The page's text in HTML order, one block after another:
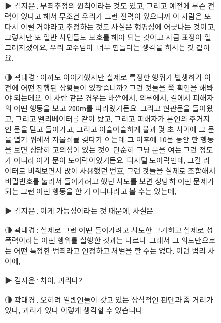
▶ 김지윤 : 무죄추정의 원칙이라는 것도 있고, 그리고 예전에 무슨 전
력이 있다고 해서 무조건 우리가 그런 전력이 있으니까 이 사람은 또
다시 이럴 거야라고 추정하는 것도 사실은 형평성에 어긋나는 것이고,
그렇지만 또 일반 시민들도 보호를 해야 되는 것이고 지금 표정이 일
그러지셨어요, 우리 교수님이. 너무 힘들다는 생각을 하시는 것 같아
요.
◑ 곽대경 : 아까도 이야기했지만 실제로 특정한 행위가 발생하기 이
전에 어떤 진행된 상황들이 있잖습니까? 그런 것들을 쭉 확인을 해봐
야 되는데요. 이 사람 같은 경우는 바깥에서, 외부에서, 길에서 피해자
의 어떤 행동을 보고 200m를 따라왔거든요. 그리고 현관문을 들어왔
고, 그리고 엘리베이터를 같이 탔고, 그리고 피해자가 본인의 주거지
인 문을 닫고 들어가고, 그리고 아슬아슬하게 불과 몇 초 사이에 그 문
을 열기 위해서 자물쇠를 갖다가 여는데 그 이후에 10분 동안 한 행동
을 보면 상당히 고의성이 있는 것이 단순히 그냥 문을 여는 그런 정도
가 아니라 여기 문이 도어락이었거든요. 디지털 도어락인데, 그걸 라
이터로 비춰보면서 많이 사용했던 번호, 그런 것들을 실제로 조합해서
비밀번호를 눌러서 들어가려고 했던 시도를 보면 상당히 어떤 문제가
되는 그런 어떤 행동을 한 거 아니냐라고 볼 수는 있는데,
▶ 김지윤 : 이게 가능성이라는 것 때문에, 사실은.
◑ 곽대경 : 실제로 그런 어떤 들어가려고 시도한 그거하고 실제로 성
폭력이라는 어떤 행위를 실행한 것과는 다르다. 그래서 그 의도만으로
는 어떤 특정한 범죄라고 인정하고 처벌을 할 수는 없다. 이런 법리 사
이에,
▶ 김지윤 : 차이, 괴리다?
◑ 곽대경 : 오히려 일반인들이 갖고 있는 상식적인 판단과 좀 거리가
있다, 괴리가 있다 이렇게 생각할 수 있습니다.